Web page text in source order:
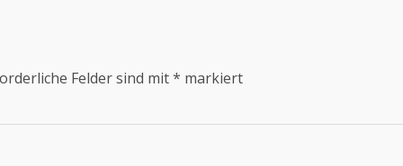
Felder sind mit* markiert